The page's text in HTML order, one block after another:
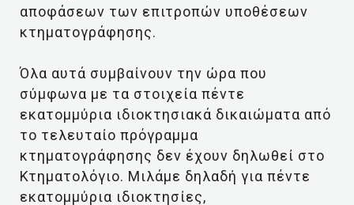
αποφάσεων των επιτροπών υποθέσεων
κτηματογράφησης.
Όλα αυτά συμβαίνουν την ώρα που
σύμφωνα με τα στοιχεία πέντε
εκατομμύρια ιδιοκτησιακά δικαιώματα από
το τελευταίο πρόγραμμα
κτηματογράφησης δεν έχουν δηλωθεί στο
Κτηματολόγιο. Μιλάμε δηλαδή για πέντε
εκατομμύρια ιδιοκτησίες,